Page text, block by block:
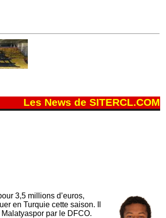
Les News de SITERCL.COM
3,5 millions d’euros,
en Turquie cette saison. Il
par le DFCO.